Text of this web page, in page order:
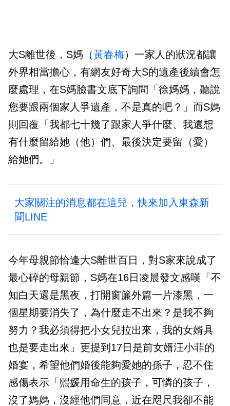
大S離世後，S媽（黃春梅）一家人的狀況都讓
外界相當擔心，有網友好奇大S的遺產後續會怎
麼處理，在S媽臉書文底下詢問「徐媽媽，聽說
您要跟兩個家人爭遺產，不是真的吧？」而S媽
則回覆「我都七十幾了跟家人爭什麼、我還想
有什麼留給她（他）們、最後決定要留（愛）
給她們。」
大家關注的消息都在這兒，快來加入東森新
聞LINE
今年母親節恰逢大S離世百日，對S家來說成了
最心碎的母親節，S媽在16日凌晨發文感嘆「不
知白天還是黑夜，打開窗簾外篇一片漆黑，一
個星期要消失了，為什麼走不出來？是我不夠
努力？我必須得把小女兒拉出來，我的女婿具
也是要走出來」更提到17日是前女婿汪小菲的
婚宴，希望他們婚後能夠愛她的孫子，忍不住
感傷表示「熙媛用命生的孩子，可憐的孩子，
沒了媽媽，沒經他們同意，近在咫尺我卻不能